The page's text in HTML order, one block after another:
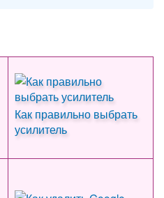
Как правильно выбрать
усилитель